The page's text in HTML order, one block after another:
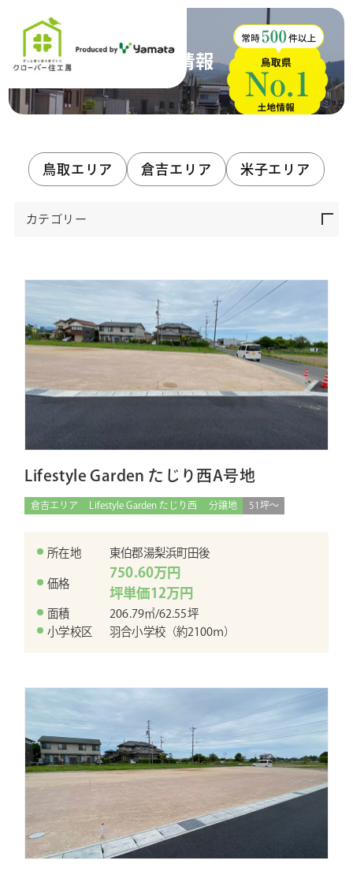
土地情報
鳥取エリア 倉吉エリア 米子エリア
カテゴリー
Lifestyle Garden たじり西A号地
倉吉エリア Lifestyle Garden たじり西 分譲地 51坪〜
所在地 東伯郡湯梨浜町田後
価格
750.60万円
坪単価12万円
面積
206.79㎡/62.55坪
小学校区
羽合小学校（約2100ｍ）